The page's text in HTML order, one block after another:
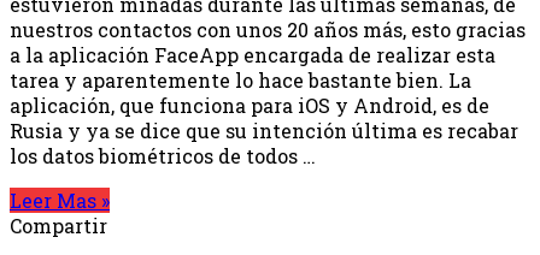
nuestros contactos con unos 20 años más, esto gracias
a la aplicación FaceApp encargada de realizar esta
tarea y aparentemente lo hace bastante bien. La
aplicación, que funciona para iOS y Android, es de
Rusia y ya se dice que su intención última es recabar
los datos biométricos de todos …
Leer Mas »
Compartir